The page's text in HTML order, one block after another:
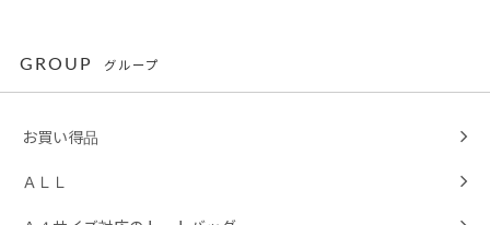
GROUP グループ
お買い得品
ＡＬＬ